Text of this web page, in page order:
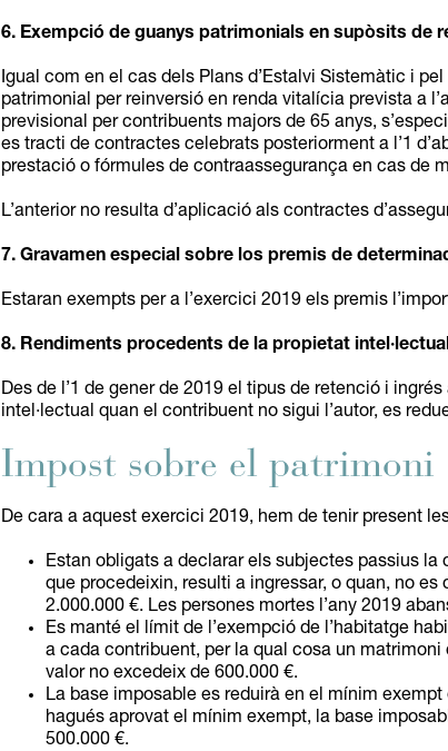
6. Exempció de guanys patrimonials en supòsits de
Igual com en el cas dels Plans d’Estalvi Sistemàtic i
patrimonial per reinversió en renda vitalícia prevista a
previsional per contribuents majors de 65 anys,
es tracti de contractes celebrats posteriorment a l’1
prestació o fórmules de contraassegurança en cas de
L’anterior no resulta d’aplicació als contractes
7. Gravamen especial sobre los premis de
Estaran exempts per a l’exercici 2019 els premis
8. Rendiments procedents de la propietat
Des de l’1 de gener de 2019 el tipus de retenció i
intel·lectual quan el contribuent no sigui l’autor, es
Impost sobre el patrimoni
De cara a aquest exercici 2019, hem de tenir present
Estan obligats a declarar els subjectes passius
que procedeixin, resulti a ingressar, o quan, no
2.000.000 €. Les persones mortes l’any 2019
Es manté el límit de l’exempció de l’habitatge
a cada contribuent, per la qual cosa un
valor no excedeix de 600.000 €.
La base imposable es reduirà en el mínim
hagués aprovat el mínim exempt, la base
500.000 €.